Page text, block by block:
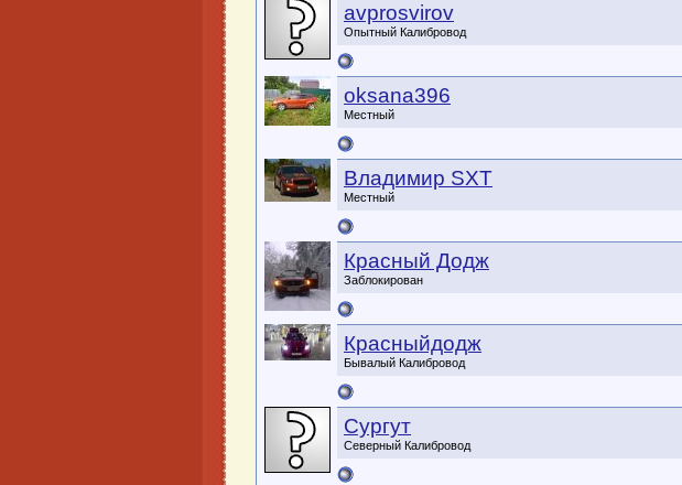
avprosvirov
Опытный Калибровод
oksana396
Местный
Владимир SXT
Местный
Красный Додж
Заблокирован
Красныйдодж
Бывалый Калибровод
Сургут
Северный Калибровод